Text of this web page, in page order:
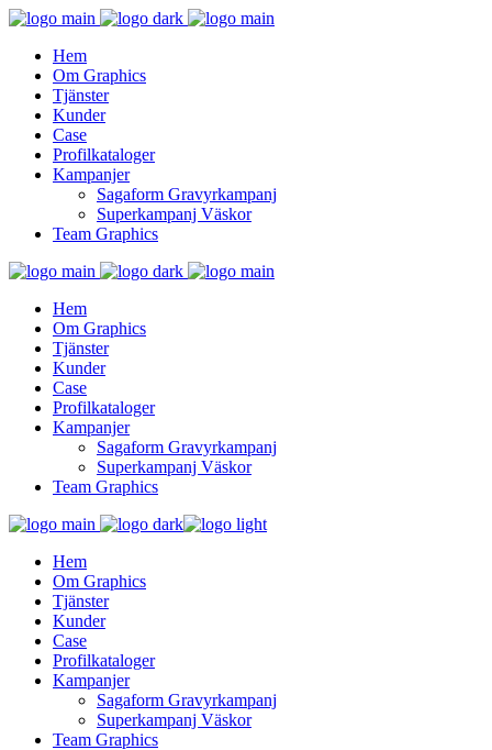
Hem
Om Graphics
Tjänster
Kunder
Case
Profilkataloger
Kampanjer
Sagaform Gravyrkampanj
Superkampanj Väskor
Team Graphics
Hem
Om Graphics
Tjänster
Kunder
Case
Profilkataloger
Kampanjer
Sagaform Gravyrkampanj
Superkampanj Väskor
Team Graphics
Hem
Om Graphics
Tjänster
Kunder
Case
Profilkataloger
Kampanjer
Sagaform Gravyrkampanj
Superkampanj Väskor
Team Graphics